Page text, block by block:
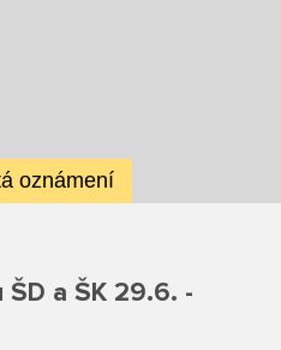
oznámení
a ŠK 29.6. -